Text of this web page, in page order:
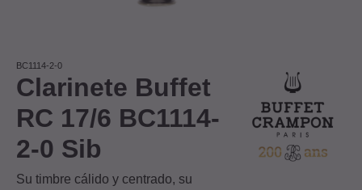
BC1114-2-0
Clarinete Buffet
RC 17/6 BC1114-
2-0 Sib
Su timbre cálido y centrado, su